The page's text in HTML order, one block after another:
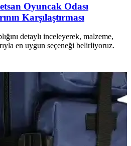
Oyuncak Odası
Karşılaştırması
detaylı inceleyerek, malzeme,
en uygun seçeneği belirliyoruz.